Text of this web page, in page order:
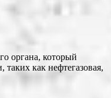
органа, который
как нефтегазовая,